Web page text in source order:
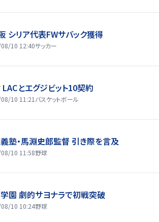
シリア代表FWサバック獲得
10 12:40サッカー
とエグジビット10契約
10 11:21 バスケットボール
塾・馬淵史郎監督 引き際を言及
10 11:58野球
園 劇的サヨナラで初戦突破
10 10:24野球